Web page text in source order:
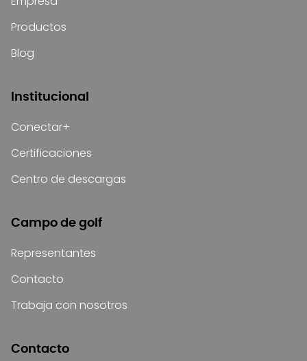
Productos
Blog
Institucional
Conectar+
Certificaciones
Centro de descargas
Campo de golf
Representantes
Contacto
Trabaja con nosotros
Contacto